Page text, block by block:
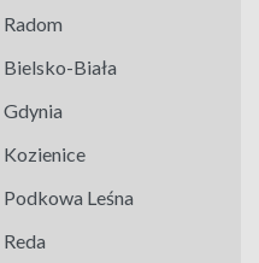
Biała
Leśna